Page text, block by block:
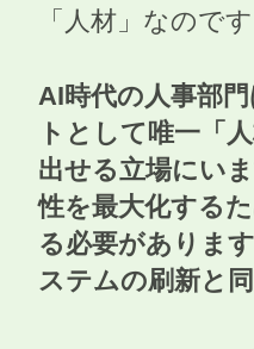
「人材」なのです
​​AI時代の人事部
トとして唯一「
出せる立場にい
性を最大化する
る必要がありま
ステムの刷新と同